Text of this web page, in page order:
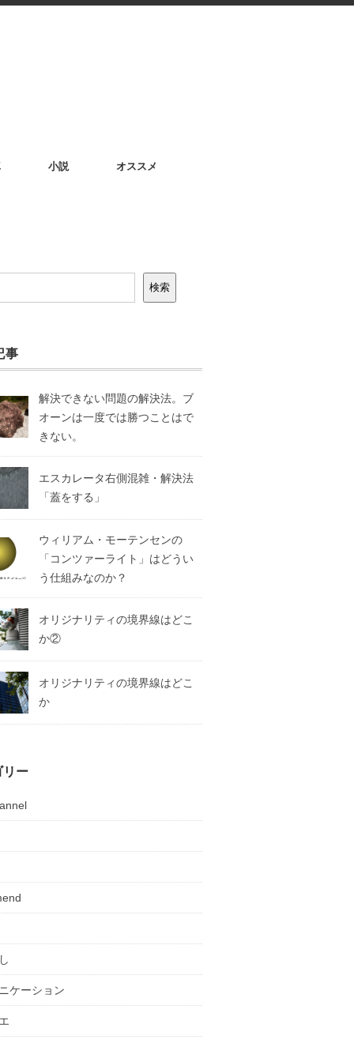
小説 オススメ
検索
事
解決できない問題の解決法。ブ
オーンは一度では勝つことはで
きない。
エスカレータ右側混雑・解決法
「蓋をする」
ウィリアム・モーテンセンの
「コンツァーライト」はどうい
う仕組みなのか？
オリジナリティの境界線はどこ
か②
オリジナリティの境界線はどこ
か
リー
ケーション